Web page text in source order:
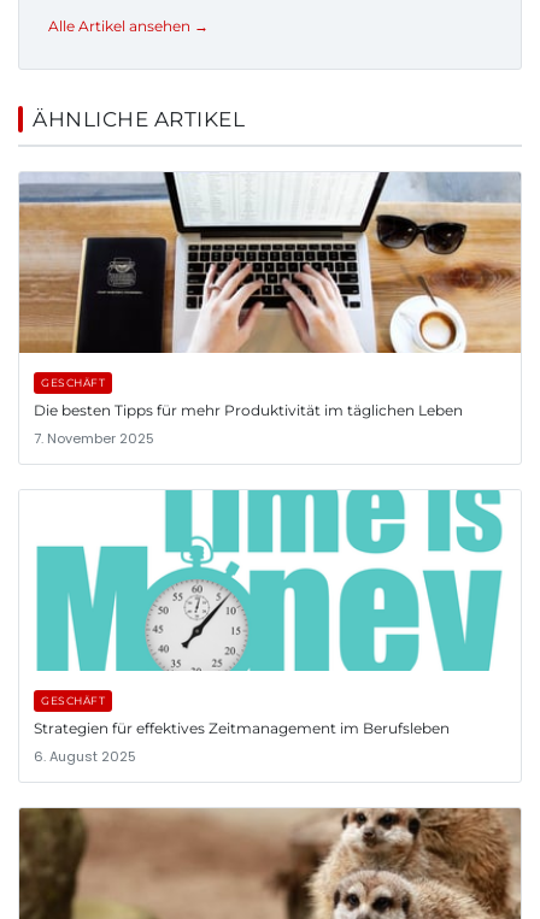
Alle Artikel ansehen →
ÄHNLICHE ARTIKEL
GESCHÄFT
Die besten Tipps für mehr Produktivität im täglichen Leben
7. November 2025
GESCHÄFT
Strategien für effektives Zeitmanagement im Berufsleben
6. August 2025